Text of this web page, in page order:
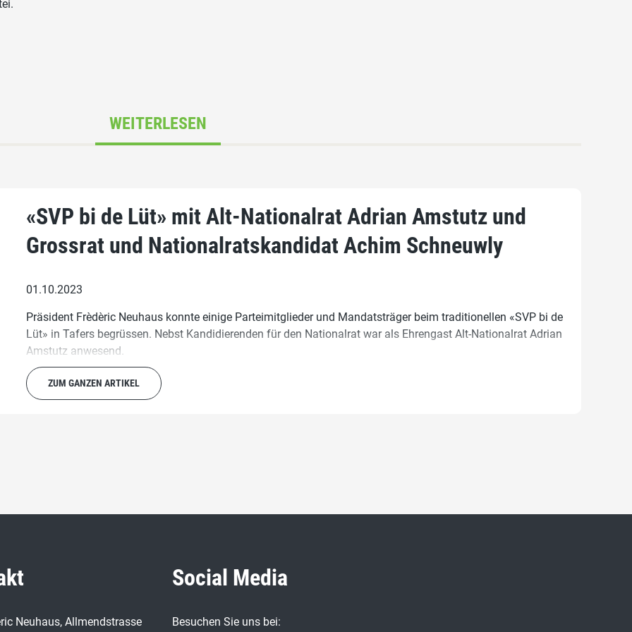
WEITERLESEN
«SVP bi de Lüt» mit Alt-Nationalrat Adrian Amstutz und
Grossrat und Nationalratskandidat Achim Schneuwly
01.10.2023
Präsident Frèdèric Neuhaus konnte einige Parteimitglieder und Mandatsträger beim traditionellen «SVP bi de
Lüt» in Tafers begrüssen. Nebst Kandidierenden für den Nationalrat war als Ehrengast Alt-Nationalrat Adrian
Amstutz anwesend.
ZUM GANZEN ARTIKEL
Neuhaus, Allmendstrasse
Social Media
Besuchen Sie uns bei: